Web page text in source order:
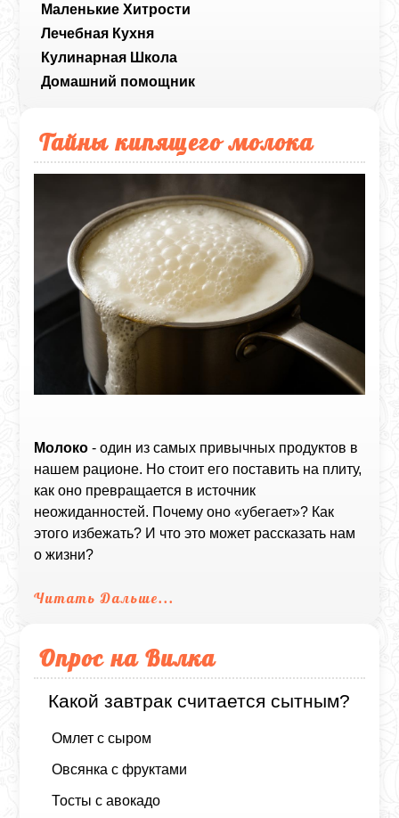
Маленькие Хитрости
Лечебная Кухня
Кулинарная Школа
Домашний помощник
Тайны кипящего молока
Молоко - один из самых привычных продуктов в
нашем рационе. Но стоит его поставить на плиту,
как оно превращается в источник
неожиданностей. Почему оно «убегает»? Как
этого избежать? И что это может рассказать нам
о жизни?
Читать Дальше...
Опрос на Вилка
Какой завтрак считается сытным?
Омлет с сыром
Овсянка с фруктами
Тосты с авокадо